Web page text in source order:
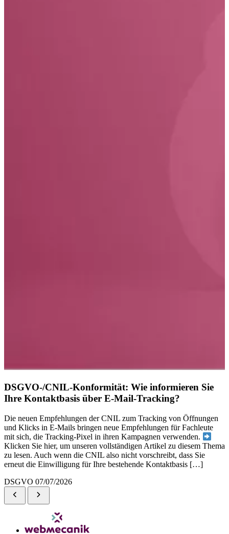
DSGVO-/CNIL-Konformität: Wie informieren Sie
Ihre Kontaktbasis über E-Mail-Tracking?
Die neuen Empfehlungen der CNIL zum Tracking von Öffnungen
und Klicks in E-Mails bringen neue Empfehlungen für Fachleute
mit sich, die Tracking-Pixel in ihren Kampagnen verwenden.
Klicken Sie hier, um unseren vollständigen Artikel zu diesem Thema
zu lesen. Auch wenn die CNIL also nicht vorschreibt, dass Sie
erneut die Einwilligung für Ihre bestehende Kontaktbasis […]
DSGVO 07/07/2026